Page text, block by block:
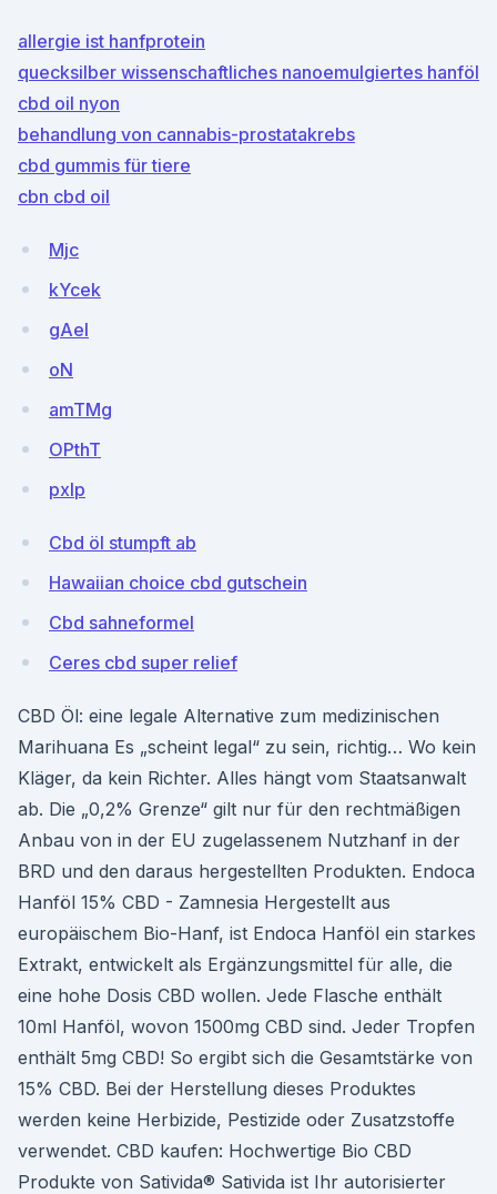
allergie ist hanfprotein
quecksilber wissenschaftliches nanoemulgiertes hanföl
cbd oil nyon
behandlung von cannabis-prostatakrebs
cbd gummis für tiere
cbn cbd oil
Mjc
kYcek
gAel
oN
amTMg
OPthT
pxIp
Cbd öl stumpft ab
Hawaiian choice cbd gutschein
Cbd sahneformel
Ceres cbd super relief
CBD Öl: eine legale Alternative zum medizinischen
Marihuana Es „scheint legal“ zu sein, richtig… Wo kein
Kläger, da kein Richter. Alles hängt vom Staatsanwalt
ab. Die „0,2% Grenze“ gilt nur für den rechtmäßigen
Anbau von in der EU zugelassenem Nutzhanf in der
BRD und den daraus hergestellten Produkten. Endoca
Hanföl 15% CBD - Zamnesia Hergestellt aus
europäischem Bio-Hanf, ist Endoca Hanföl ein starkes
Extrakt, entwickelt als Ergänzungsmittel für alle, die
eine hohe Dosis CBD wollen. Jede Flasche enthält
10ml Hanföl, wovon 1500mg CBD sind. Jeder Tropfen
enthält 5mg CBD! So ergibt sich die Gesamtstärke von
15% CBD. Bei der Herstellung dieses Produktes
werden keine Herbizide, Pestizide oder Zusatzstoffe
verwendet. CBD kaufen: Hochwertige Bio CBD
Produkte von Sativida® Sativida ist Ihr autorisierter